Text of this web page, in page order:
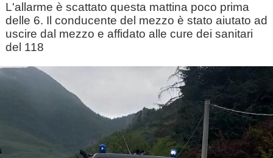
L'allarme è scattato questa mattina poco prima
delle 6. Il conducente del mezzo è stato aiutato ad
uscire dal mezzo e affidato alle cure dei sanitari
del 118